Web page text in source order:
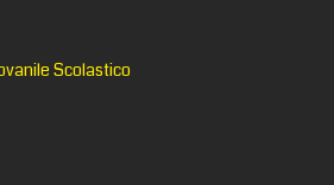
Scolastico